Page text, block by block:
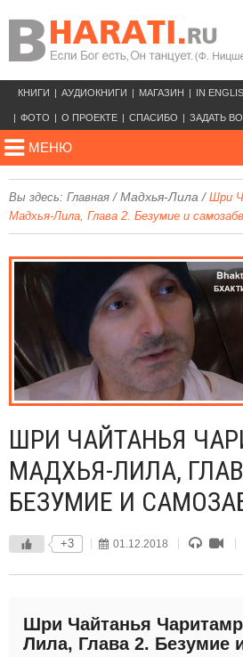
КНИГИ АУДИОКНИГИ МАГАЗИН IN
ФОТО О ПРОЕКТЕ СПАСИБО ЗАДАТЬ
МЕНЮ
Вы здесь: Главная /Мадхья-Лила / Шри
Мадхья-Лила, Глава 2. Безумие и
ШРИ ЧАЙТАНЬЯ
МАДХЬЯ-ЛИЛА,
БЕЗУМИЕ И
+3 01.12.2018
Шри Чайтанья
Лила, Глава 2. Безумие